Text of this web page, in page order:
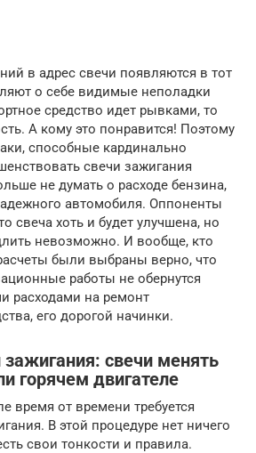
в адрес свечи появляются в тот
о себе видимые неполадки
средство идет рывками, то
А кому это понравится! Поэтому
способные кардинально
свечи зажигания
не думать о расходе бензина,
автомобиля. Оппоненты
свеча хоть и будет улучшена, но
невозможно. И вообще, кто
были выбраны верно, что
работы не обернутся
расходами на ремонт
его дорогой начинки.
свечи менять
горячем двигателе
время от времени требуется
В этой процедуре нет ничего
свои тонкости и правила.